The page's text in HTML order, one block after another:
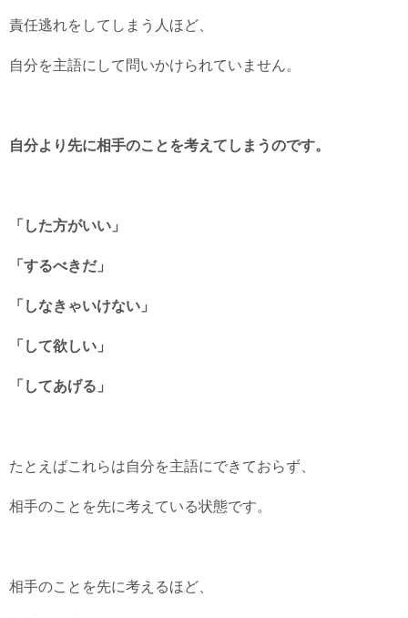
責任逃れをしてしまう人ほど、
自分を主語にして問いかけられていません。
自分より先に相手のことを考えてしまうのです。
「した方がいい」
「するべきだ」
「しなきゃいけない」
「して欲しい」
「してあげる」
たとえばこれらは自分を主語にできておらず、
相手のことを先に考えている状態です。
相手のことを先に考えるほど、